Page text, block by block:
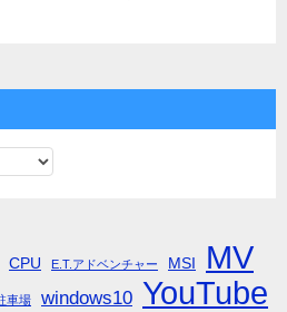
CPU E.T.アドベンチャー MSI MV
車場 windows10 YouTube